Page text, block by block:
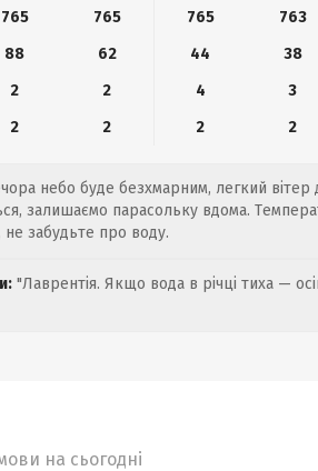
765 765 765 763
88 62 44 38
2 2 4 3
2 2 2 2
небо буде безхмарним, легкий вітер
залишаємо парасольку вдома.
не забудьте про воду.
"Лаврентія. Якщо вода в річці тиха —
на сьогодні